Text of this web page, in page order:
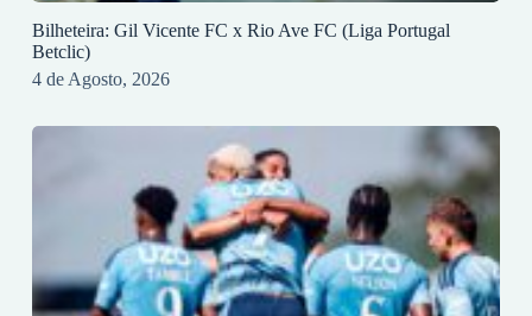
Bilheteira: Gil Vicente FC x Rio Ave FC (Liga Portugal
Betclic)
4 de Agosto, 2026